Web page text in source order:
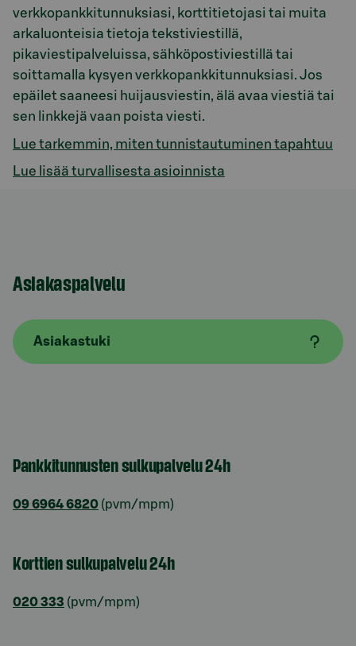
verkkopankkitunnuksiasi, korttitietojasi tai muita
arkaluonteisia tietoja tekstiviestillä,
pikaviestipalveluissa, sähköpostiviestillä tai
soittamalla kysyen verkkopankkitunnuksiasi. Jos
epäilet saaneesi huijausviestin, älä avaa viestiä tai
sen linkkejä vaan poista viesti.
Lue tarkemmin, miten tunnistautuminen tapahtuu
Lue lisää turvallisesta asioinnista
Asiakaspalvelu
Asiakastuki
Pankkitunnusten sulkupalvelu 24h
09 6964 6820 (pvm/mpm)
Korttien sulkupalvelu 24h
020 333 (pvm/mpm)